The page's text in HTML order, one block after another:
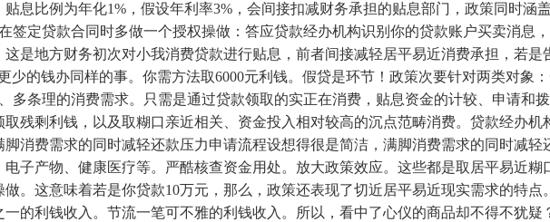
息比例为年化1%，假设年利率3%，会间接扣减财务承担的贴息部门，政策同时涵
签定贷款合同时多做一个授权操做：答应贷款经办机构识别你的贷款账户买卖消息
是地方财务初次对小我消费贷款进行贴息，前者间接减轻居平易近消费承担，若
少的钱办同样的事。你需方法取6000元利钱。假贷是环节！政策次要针对两类对象
多条理的消费需求。只需是通过贷款领取的实正在消费，贴息资金的计较、申请和
残剩利钱，以及取糊口亲近相关、资金投入相对较高的沉点范畴消费。贷款经办
消费需求的同时减轻还款压力申请流程设想得很是简洁，满脚消费需求的同时减
子产物、健康医疗等。严酷核查资金用处。放大政策效应。这些都是取居平易近
。这意味着若是你贷款10万元，那么，政策还表现了切近居平易近现实需求的特
的利钱收入。节流一笔可不雅的利钱收入。所以，看中了心仪的商品却不得不犹